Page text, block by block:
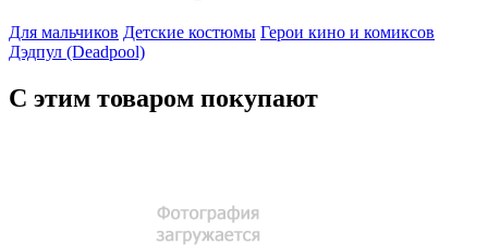
Для мальчиков Детские костюмы Герои кино и комиксов
Дэдпул (Deadpool)
С этим товаром покупают